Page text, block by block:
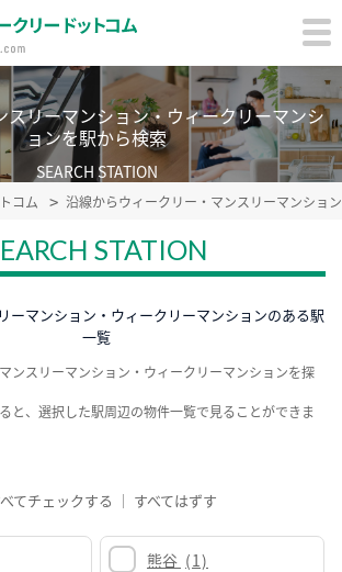
スリーマンション・ウィークリーマンシ
ョンを駅から検索
SEARCH STATION
コム 沿線からウィークリー・マンスリーマンショ
STATION
ーマンション・ウィークリーマンションのある駅
一覧
ンスリーマンション・ウィークリーマンションを探
と、選択した駅周辺の物件一覧で見ることができま
てチェックする すべてはずす
熊谷 (1)